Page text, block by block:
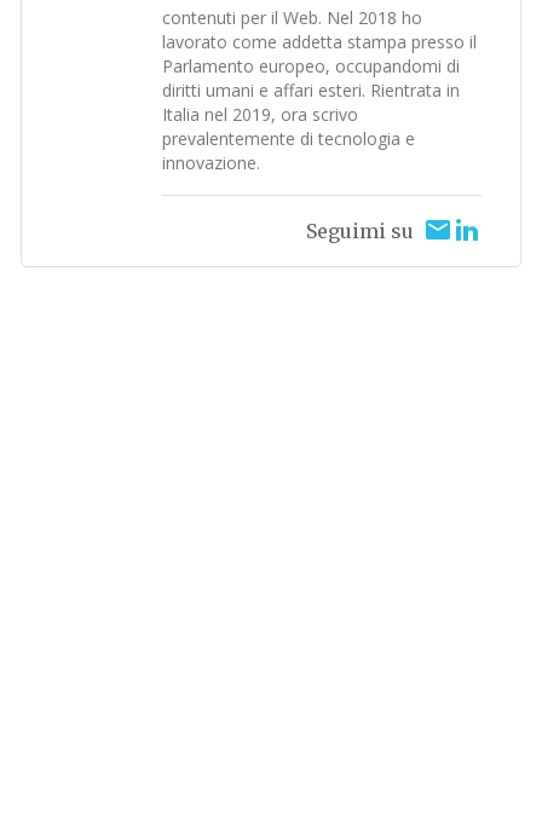
contenuti per il Web. Nel 2018 ho
lavorato come addetta stampa presso il
Parlamento europeo, occupandomi di
diritti umani e affari esteri. Rientrata in
Italia nel 2019, ora scrivo
prevalentemente di tecnologia e
innovazione.
Seguimi su